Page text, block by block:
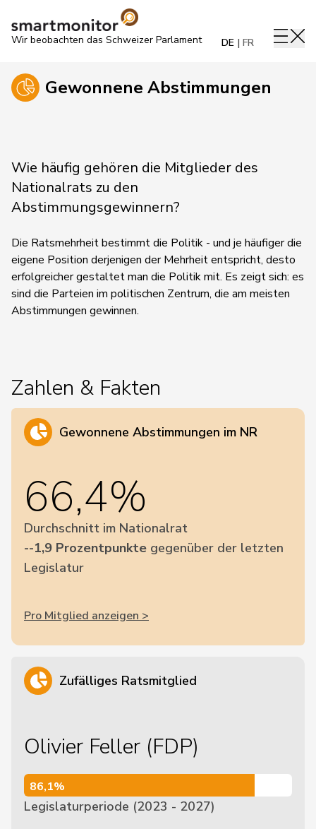
Wir beobachten das Schweizer Parlament DE FR
Gewonnene Abstimmungen
Wie häufig gehören die Mitglieder des
Nationalrats zu den
Abstimmungsgewinnern?
Die Ratsmehrheit bestimmt die Politik - und je häufiger die
eigene Position derjenigen der Mehrheit entspricht, desto
erfolgreicher gestaltet man die Politik mit. Es zeigt sich: es
sind die Parteien im politischen Zentrum, die am meisten
Abstimmungen gewinnen.
Zahlen & Fakten
Gewonnene Abstimmungen im NR
66,4%
Durchschnitt im Nationalrat
--1,9 Prozentpunkte gegenüber der letzten
Legislatur
Pro Mitglied anzeigen >
Zufälliges Ratsmitglied
Olivier Feller (FDP)
86,1%
86,1%
Legislaturperiode (2023 - 2027)